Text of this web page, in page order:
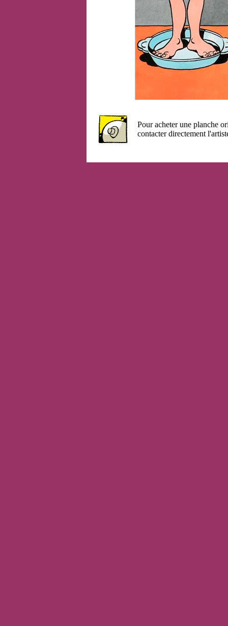
Pour acheter une planche
contacter directement